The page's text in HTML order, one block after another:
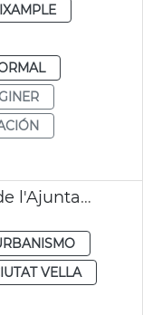
Remodelación de la plaza de l'Ajuntament de València
VELLA